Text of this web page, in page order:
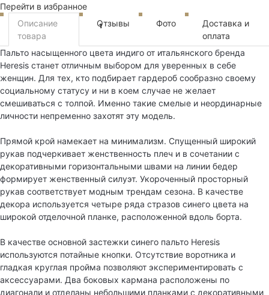
Перейти в избранное
Описание
товара
Отзывы
1 Фото
Доставка и
оплата
Пальто насыщенного цвета индиго от итальянского бренда
Heresis станет отличным выбором для уверенных в себе
женщин. Для тех, кто подбирает гардероб сообразно своему
социальному статусу и ни в коем случае не желает
смешиваться с толпой. Именно такие смелые и неординарные
личности непременно захотят эту модель.
Прямой крой намекает на минимализм. Спущенный широкий
рукав подчеркивает женственность плеч и в сочетании с
декоративными горизонтальными швами на линии бедер
формирует женственный силуэт. Укороченный просторный
рукав соответствует модным трендам сезона. В качестве
декора используется четыре ряда стразов синего цвета на
широкой отделочной планке, расположенной вдоль борта.
В качестве основной застежки синего пальто Heresis
используются потайные кнопки. Отсутствие воротника и
гладкая круглая пройма позволяют экспериментировать с
аксессуарами. Два боковых кармана расположены по
диагонали и отделаны небольшими планками с декоративными